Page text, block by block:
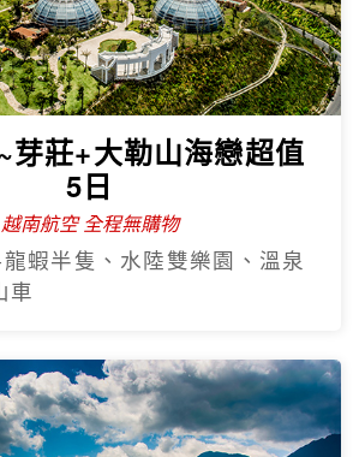
芽莊+大勒山海戀超值
5日
越南航空 全程無購物
蝦半隻、水陸雙樂園、溫泉
車